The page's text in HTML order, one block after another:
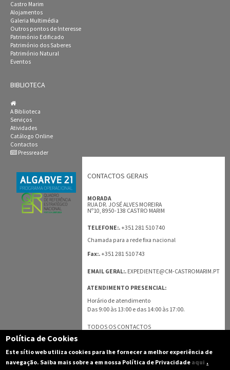
Castro Marim
Alojamentos
Galeria Multimédia
Outros pontos de Interesse
Património Edificado
Património dos Saberes
Património Natural
Eventos
BIBLIOTECA
A Biblioteca
Serviços
Atividades
Catálogo Online
Contactos
Pressreader
CONTACTOS GERAIS
MORADA
RUA DR. JOSÉ ALVES MOREIRA
Nº10, 8950-138 CASTRO MARIM
TELEFONE:.+351 281 510 740
Chamada para a rede fixa nacional
Fax:.+351 281 510 743
EMAIL GERAL:. EXPEDIENTE@CM-CASTROMARIM.PT
ATENDIMENTO PRESENCIAL:
Horário de atendimento
Das 9:00 às 13:00 e das 14:00 às 17:00.
TODOS OS CONTACTOS
Política de Cookies
Este sítio web utiliza cookies para lhe fornecer a melhor experiência de
navegação. Saiba mais sobre a em nossa Política de Privacidade aqui .